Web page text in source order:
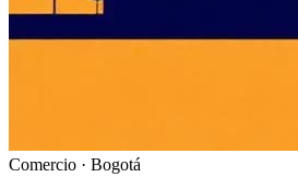
Comercio · Bogotá